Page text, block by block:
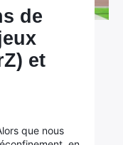
de
et
que nous